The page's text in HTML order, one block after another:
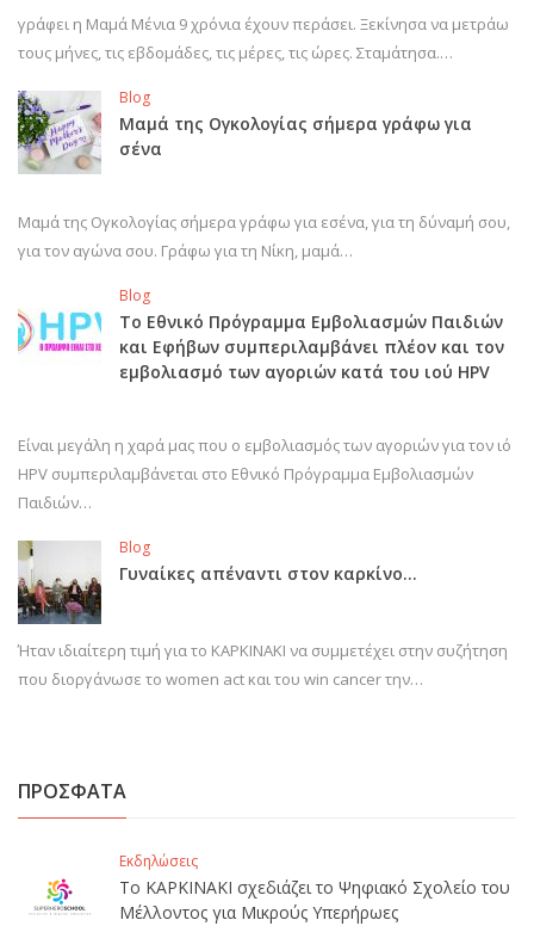
γράφει η Μαμά Μένια 9 χρόνια έχουν περάσει. Ξεκίνησα να μετράω
τους μήνες, τις εβδομάδες, τις μέρες, τις ώρες. Σταμάτησα.…
Blog
Μαμά της Ογκολογίας σήμερα γράφω για
σένα
Μαμά της Ογκολογίας σήμερα γράφω για εσένα, για τη δύναμή σου,
για τον αγώνα σου. Γράφω για τη Νίκη, μαμά…
Blog
Το Εθνικό Πρόγραμμα Εμβολιασμών Παιδιών
και Εφήβων συμπεριλαμβάνει πλέον και τον
εμβολιασμό των αγοριών κατά του ιού HPV
Είναι μεγάλη η χαρά μας που ο εμβολιασμός των αγοριών για τον ιό
HPV συμπεριλαμβάνεται στο Εθνικό Πρόγραμμα Εμβολιασμών
Παιδιών…
Blog
Γυναίκες απέναντι στον καρκίνο…
Ήταν ιδιαίτερη τιμή για το ΚΑΡΚΙΝΑΚΙ να συμμετέχει στην συζήτηση
που διοργάνωσε το women act και του win cancer την…
ΠΡΟΣΦΑΤΑ
Εκδηλώσεις
Το ΚΑΡΚΙΝΑΚΙ σχεδιάζει το Ψηφιακό Σχολείο του
Μέλλοντος για Μικρούς Υπερήρωες